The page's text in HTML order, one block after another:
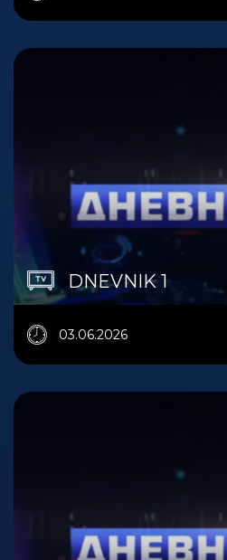
DNEVNIK 1
03.06.2026